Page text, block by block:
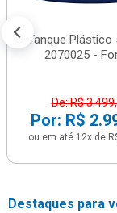
Tanque Plástico
2070025 -
De: R$
Por: R$
ou em até 12x de
Destaques para